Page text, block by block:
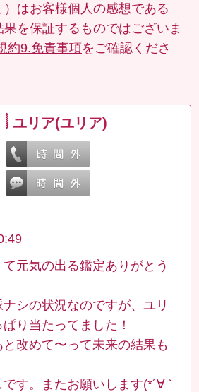
はお客様個人の感想である
を保証するものではございま
約9.免責事項をご確認くださ
ユリア(ユリア)
元気の出る鑑定ありがとう
シの状況なのですが、ユリ
り当たってました！
改めて〜って未来の結果も
す。またお願いします(*´∀｀